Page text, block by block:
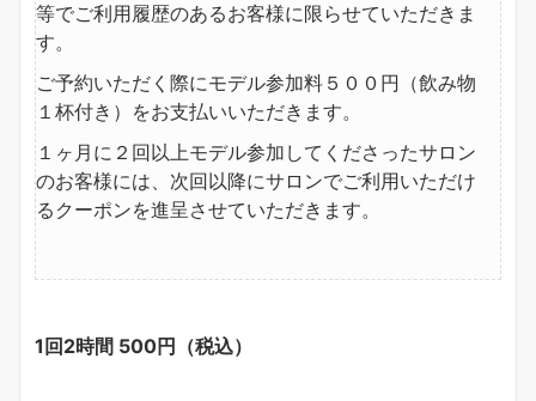
等でご利用履歴のあるお客様に限らせていただきま
す。
ご予約いただく際にモデル参加料５００円（飲み物
１杯付き）をお支払いいただきます。
１ヶ月に２回以上モデル参加してくださったサロン
のお客様には、次回以降にサロンでご利用いただけ
るクーポンを進呈させていただきます。
1回2時間 500円（税込）